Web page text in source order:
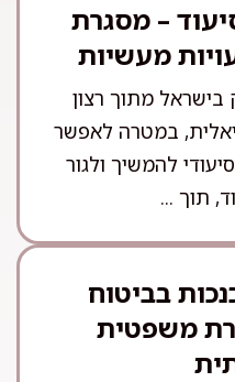
– מסגרת
מעשיות
בישראל מתוך רצון
במטרה לאפשר
להמשיך ולגור
תוך ...
בביטוח
משפטית